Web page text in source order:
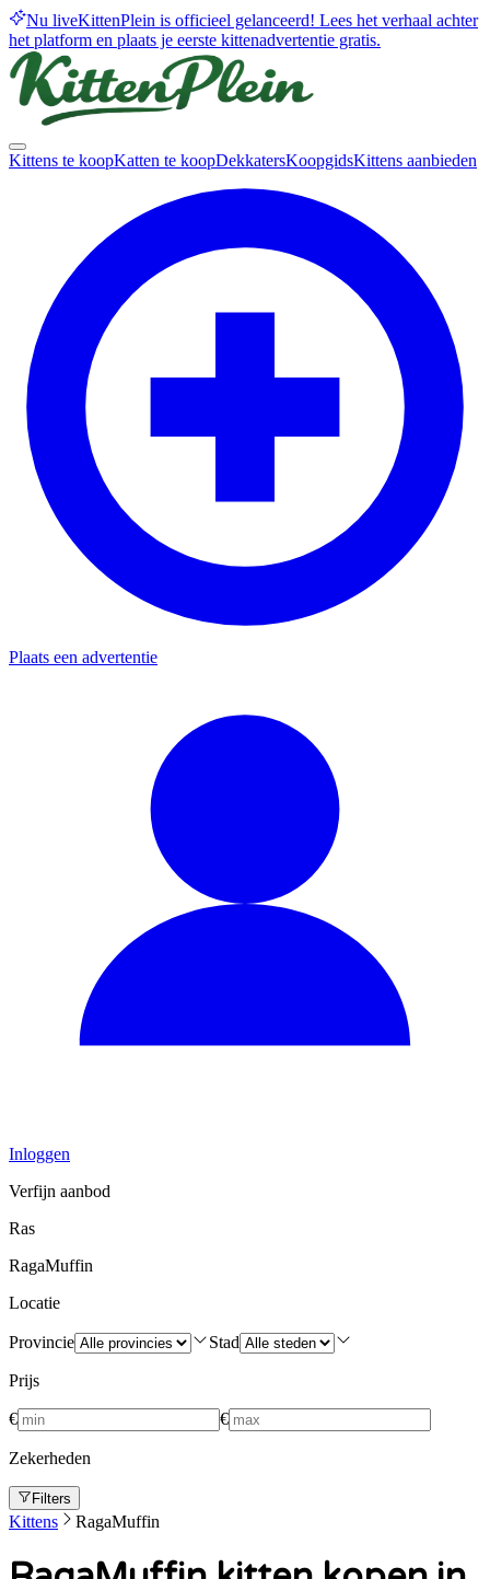
Nu liveKittenPlein is officieel gelanceerd! Lees het verhaal achter
het platform en plaats je eerste kittenadvertentie gratis.
Kittens te koopKatten te koopDekkatersKoopgidsKittens aanbieden
Plaats een advertentie
Inloggen
Verfijn aanbod
Ras
RagaMuffin
Locatie
Provincie Stad
Prijs
€ €
Zekerheden
Filters
Kittens RagaMuffin